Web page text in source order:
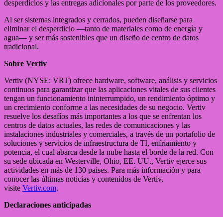
desperdicios y las entregas adicionales por parte de los proveedores.
Al ser sistemas integrados y cerrados, pueden diseñarse para
eliminar el desperdicio —tanto de materiales como de energía y
agua— y ser más sostenibles que un diseño de centro de datos
tradicional.
Sobre Vertiv
Vertiv (NYSE: VRT) ofrece hardware, software, análisis y servicios
continuos para garantizar que las aplicaciones vitales de sus clientes
tengan un funcionamiento ininterrumpido, un rendimiento óptimo y
un crecimiento conforme a las necesidades de su negocio. Vertiv
resuelve los desafíos más importantes a los que se enfrentan los
centros de datos actuales, las redes de comunicaciones y las
instalaciones industriales y comerciales, a través de un portafolio de
soluciones y servicios de infraestructura de TI, enfriamiento y
potencia, el cual abarca desde la nube hasta el borde de la red. Con
su sede ubicada en Westerville, Ohio, EE. UU., Vertiv ejerce sus
actividades en más de 130 países. Para más información y para
conocer las últimas noticias y contenidos de Vertiv,
visite Vertiv.com.
Declaraciones anticipadas